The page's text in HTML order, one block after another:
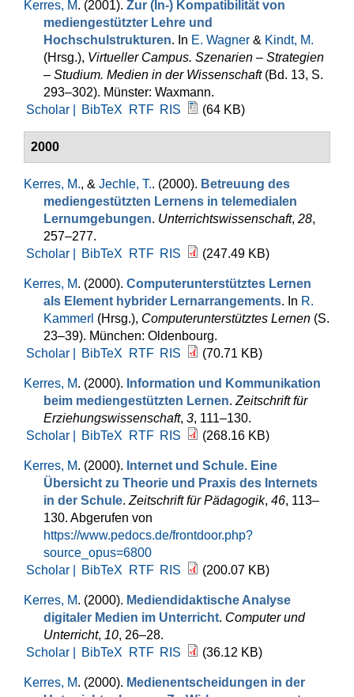
Kerres, M. (2001). Zur (In-) Kompatibilität von
mediengestützter Lehre und
Hochschulstrukturen. In E. Wagner & Kindt, M.
(Hrsg.), Virtueller Campus. Szenarien – Strategien
– Studium. Medien in der Wissenschaft(Bd. 13, S.
293–302). Münster: Waxmann.
Scholar |
BibTeX RTF RIS (64 KB)
2000
Kerres, M., & Jechle, T.. (2000). Betreuung des
mediengestützten Lernens in telemedialen
Lernumgebungen. Unterrichtswissenschaft, 28,
257–277.
Scholar |
BibTeX RTF RIS (247.49 KB)
Kerres, M. (2000). Computerunterstütztes Lernen
als Element hybrider Lernarrangements. In R.
Kammerl (Hrsg.), Computerunterstütztes Lernen (S.
23–39). München: Oldenbourg.
Scholar |
BibTeX RTF RIS (70.71 KB)
Kerres, M. (2000). Information und Kommunikation
beim mediengestützten Lernen. Zeitschrift für
Erziehungswissenschaft, 3, 111–130.
Scholar |
BibTeX RTF RIS (268.16 KB)
Kerres, M. (2000). Internet und Schule. Eine
Übersicht zu Theorie und Praxis des Internets
in der Schule. Zeitschrift für Pädagogik, 46, 113–
130. Abgerufen von
https://www.pedocs.de/frontdoor.php?
source_opus=6800
Scholar |
BibTeX RTF RIS (200.07 KB)
Kerres, M. (2000). Mediendidaktische Analyse
digitaler Medien im Unterricht. Computer und
Unterricht, 10, 26–28.
Scholar |
BibTeX RTF RIS (36.12 KB)
Kerres, M. (2000). Medienentscheidungen in der